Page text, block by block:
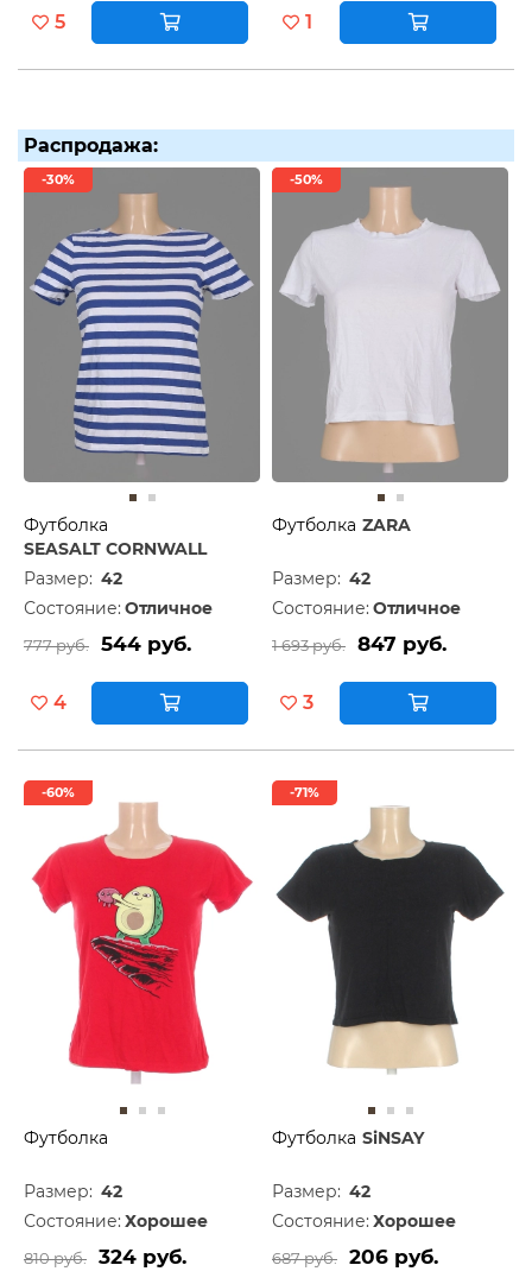
5 1
Распродажа:
-30%
Футболка
SEASALT CORNWALL
Размер: 42
Состояние: Отличное
777 руб. 544 руб.
4
-50%
Футболка ZARA
Размер: 42
Состояние: Отличное
1 693 руб. 847 руб.
3
-60%
Футболка
Размер: 42
Состояние: Хорошее
810 руб. 324 руб.
-71%
Футболка SiNSAY
Размер: 42
Состояние: Хорошее
687 руб. 206 руб.